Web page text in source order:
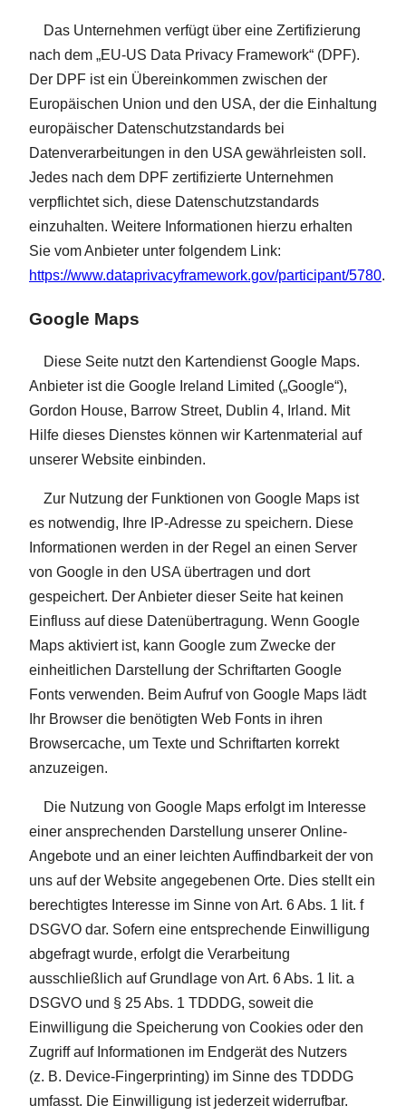
Das Unternehmen verfügt über eine Zertifizierung
nach dem „EU-US Data Privacy Framework“ (DPF).
Der DPF ist ein Übereinkommen zwischen der
Europäischen Union und den USA, der die Einhaltung
europäischer Datenschutzstandards bei
Datenverarbeitungen in den USA gewährleisten soll.
Jedes nach dem DPF zertifizierte Unternehmen
verpflichtet sich, diese Datenschutzstandards
einzuhalten. Weitere Informationen hierzu erhalten
Sie vom Anbieter unter folgendem Link:
https://www.dataprivacyframework.gov/participant/5780.
Google Maps
Diese Seite nutzt den Kartendienst Google Maps.
Anbieter ist die Google Ireland Limited („Google“),
Gordon House, Barrow Street, Dublin 4, Irland. Mit
Hilfe dieses Dienstes können wir Kartenmaterial auf
unserer Website einbinden.
Zur Nutzung der Funktionen von Google Maps ist
es notwendig, Ihre IP-Adresse zu speichern. Diese
Informationen werden in der Regel an einen Server
von Google in den USA übertragen und dort
gespeichert. Der Anbieter dieser Seite hat keinen
Einfluss auf diese Datenübertragung. Wenn Google
Maps aktiviert ist, kann Google zum Zwecke der
einheitlichen Darstellung der Schriftarten Google
Fonts verwenden. Beim Aufruf von Google Maps lädt
Ihr Browser die benötigten Web Fonts in ihren
Browsercache, um Texte und Schriftarten korrekt
anzuzeigen.
Die Nutzung von Google Maps erfolgt im Interesse
einer ansprechenden Darstellung unserer Online-
Angebote und an einer leichten Auffindbarkeit der von
uns auf der Website angegebenen Orte. Dies stellt ein
berechtigtes Interesse im Sinne von Art. 6 Abs. 1 lit. f
DSGVO dar. Sofern eine entsprechende Einwilligung
abgefragt wurde, erfolgt die Verarbeitung
ausschließlich auf Grundlage von Art. 6 Abs. 1 lit. a
DSGVO und § 25 Abs. 1 TDDDG, soweit die
Einwilligung die Speicherung von Cookies oder den
Zugriff auf Informationen im Endgerät des Nutzers
(z. B. Device-Fingerprinting) im Sinne des TDDDG
umfasst. Die Einwilligung ist jederzeit widerrufbar.